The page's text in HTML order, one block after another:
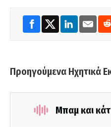
Προηγούμενα Ηχητικά
Μπαμ και